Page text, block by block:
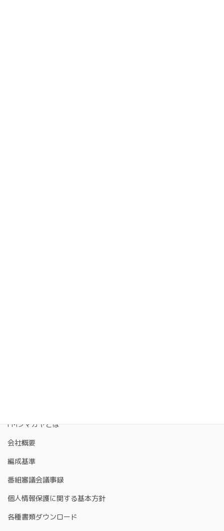
FMクマガヤとは
会社概要
編成基準
番組審議会議事録
個人情報保護に関する基本方針
各種書類ダウンロード